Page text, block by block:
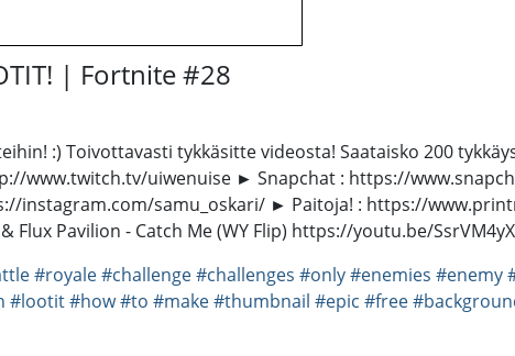
| Fortnite #28
:) Toivottavasti tykkäsitte videosta! Saataisko 200
www.twitch.tv/uiwenuise ► Snapchat : https://
instagram.com/samu_oskari/ ► Paitoja! : https://
Flux Pavilion - Catch Me (WY Flip) https://youtu.be/
#royale#challenge#challenges #only#enemies #enemy
#lootit#how#to #make#thumbnail #epic #free